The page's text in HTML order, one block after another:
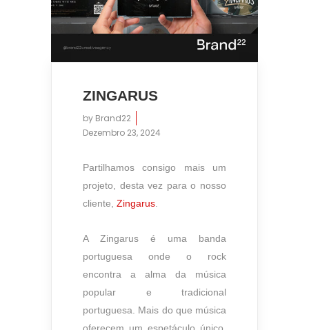
ZINGARUS
by Brand22
Dezembro 23, 2024
Partilhamos consigo mais um
projeto, desta vez para o nosso
cliente, Zingarus
A Zingarus é uma banda
portuguesa onde o rock
encontra a alma da música
popular e tradicional
portuguesa. Mais do que música